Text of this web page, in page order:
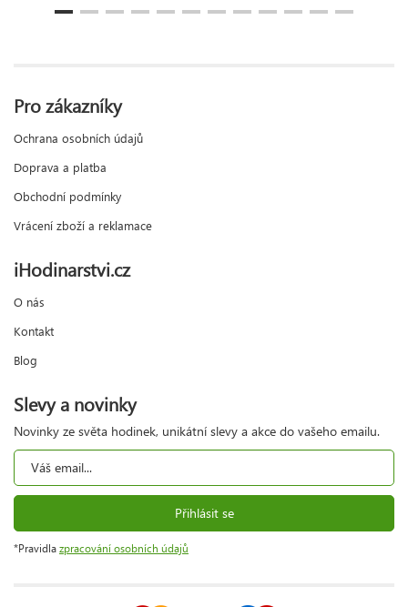
Pro zákazníky
Ochrana osobních údajů
Doprava a platba
Obchodní podmínky
Vrácení zboží a reklamace
iHodinarstvi.cz
O nás
Kontakt
Blog
Slevy a novinky
Novinky ze světa hodinek, unikátní slevy a akce do vašeho emailu.
Přihlásit se
*Pravidla zpracování osobních údajů